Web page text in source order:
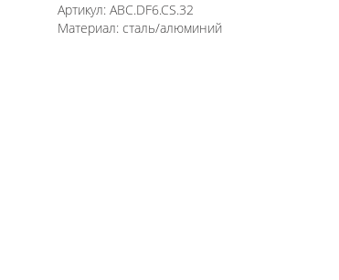
Артикул: ABC.DF6.CS.32
Материал: сталь/алюминий